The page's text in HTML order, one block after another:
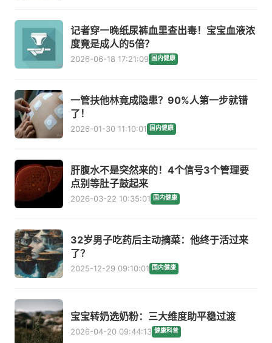
记者穿一晚纸尿裤血里查出毒！宝宝血液浓
度竟是成人的5倍？
2026-06-18 17:21:09 国内健康
一管扶他林竟成隐患？90%人第一步就错
了！
2026-01-30 11:10:01 国内健康
肝腹水不是突然来的！4个信号3个管理要
点别等肚子鼓起来
2026-03-22 10:35:01 国内健康
32岁男子吃药后主动摘菜：他终于活过来
了？
2025-12-29 09:10:01 国内健康
宝宝转奶选奶粉：三大维度助平稳过渡
2026-04-20 09:44:13 健康科普